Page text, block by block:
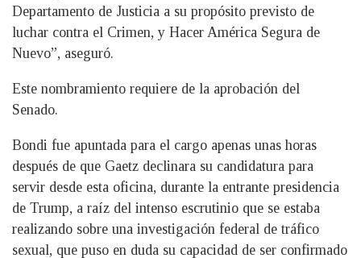
Departamento de Justicia a su propósito previsto de
luchar contra el Crimen, y Hacer América Segura de
Nuevo”, aseguró.
Este nombramiento requiere de la aprobación del
Senado.
Bondi fue apuntada para el cargo apenas unas horas
después de que Gaetz declinara su candidatura para
servir desde esta oficina, durante la entrante presidencia
de Trump, a raíz del intenso escrutinio que se estaba
realizando sobre una investigación federal de tráfico
sexual, que puso en duda su capacidad de ser confirmado